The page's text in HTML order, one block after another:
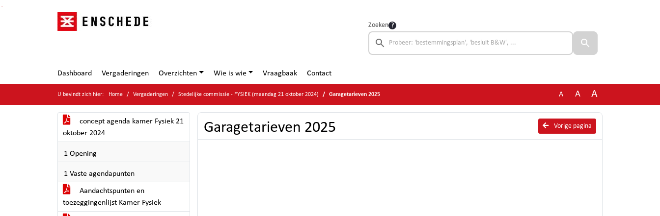
Ga naar de inhoud van deze pagina
Ga naar het zoeken
Ga naar het menu
Zoeken
Dashboard Vergaderingen Overzichten Wie is wie Vraagbaak Contact
U bevindt zich hier: Home Vergaderingen Stedelijke commissie - FYSIEK (maandag 21 oktober 2024) Garagetarieven 2025 A A A
concept agenda kamer Fysiek 21
oktober 2024
1 Opening
1 Vaste agendapunten
Aandachtspunten en
toezeggingenlijst Kamer Fysiek
Vorige pagina
Garagetarieven 2025